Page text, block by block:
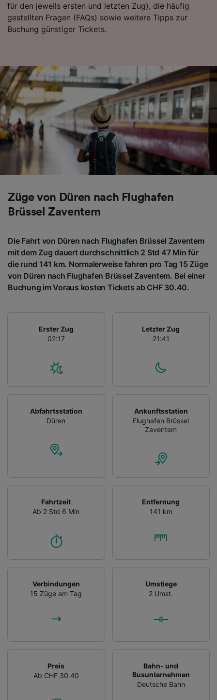
für den jeweils ersten und letzten Zug), die häufig
gestellten Fragen (FAQs) sowie weitere Tipps zur
Buchung günstiger Tickets.
Züge von Düren nach Flughafen
Brüssel Zaventem
Die Fahrt von Düren nach Flughafen Brüssel Zaventem
mit dem Zug dauert durchschnittlich 2 Std 47 Min für
die rund 141 km. Normalerweise fahren pro Tag 15 Züge
von Düren nach Flughafen Brüssel Zaventem. Bei einer
Buchung im Voraus kosten Tickets ab CHF 30.40.
Erster Zug
02:17
Letzter Zug
21:41
Abfahrtsstation
Düren
Ankunftsstation
Flughafen Brüssel
Zaventem
Fahrtzeit
Ab 2 Std 6 Min
Entfernung
141 km
Verbindungen
15 Züge am Tag
Umstiege
2 Umst.
Preis
Ab CHF 30.40
Bahn- und
Busunternehmen
Deutsche Bahn
Folgendes bereitzustellen:
Verwendung genauer Standortdaten.
Endgeräteeigenschaften zur Identifikation
von Werbeleistung und der Performance von
Inhalten, Zielgruppenforschung sowie
Entwicklung und Verbesserung von
Angeboten.
Liste der Partner (Lieferanten)